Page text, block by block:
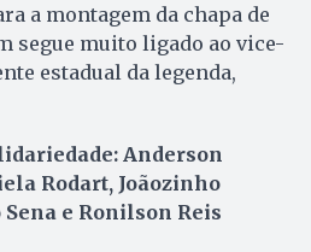
a montagem da chapa de
segue muito ligado ao vice-
estadual da legenda,
Anderson
Rodart, Joãozinho
e Ronilson Reis